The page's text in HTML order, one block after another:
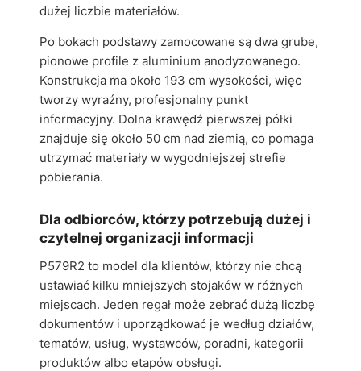
dużej liczbie materiałów.
Po bokach podstawy zamocowane są dwa grube,
pionowe profile z aluminium anodyzowanego.
Konstrukcja ma około 193 cm wysokości, więc
tworzy wyraźny, profesjonalny punkt
informacyjny. Dolna krawędź pierwszej półki
znajduje się około 50 cm nad ziemią, co pomaga
utrzymać materiały w wygodniejszej strefie
pobierania.
Dla odbiorców, którzy potrzebują dużej i
czytelnej organizacji informacji
P579R2 to model dla klientów, którzy nie chcą
ustawiać kilku mniejszych stojaków w różnych
miejscach. Jeden regał może zebrać dużą liczbę
dokumentów i uporządkować je według działów,
tematów, usług, wystawców, poradni, kategorii
produktów albo etapów obsługi.